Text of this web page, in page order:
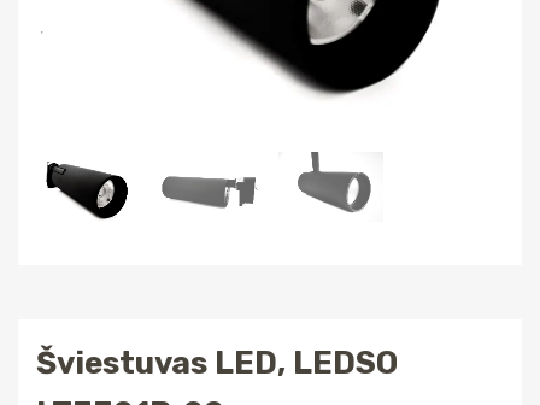
Šviestuvas LED, LEDSO